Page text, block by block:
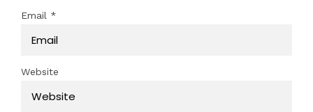
Email *
Website